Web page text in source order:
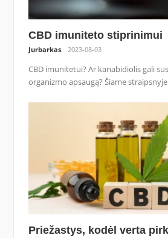
CBD imuniteto stiprinimui
Jurbarkas 2023-08-03
CBD imunitetui? Ar kanabidiolis gali
organizmo apsaugą? Šiame
Priežastys, kodėl verta